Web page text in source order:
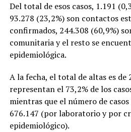
Del total de esos casos, 1.191
93.278 (23,2%) son contactos
confirmados, 244.308 (60,9%)
comunitaria y el resto se
epidemiológica.
A la fecha, el total de altas es de
representan el 73,2% de los
mientras que el número de
676.147 (por laboratorio y por
epidemiológico).